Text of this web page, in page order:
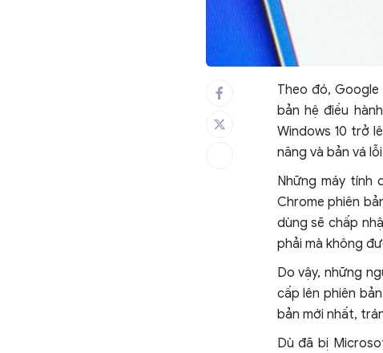
Theo đó,
bản hệ điều
Windows 10 trở
năng và bản vá
Những máy tính
Chrome phiên
dùng sẽ chấp
phải mà không
Do vậy, những
cấp lên phiên
bản mới nhất,
Dù đã bị